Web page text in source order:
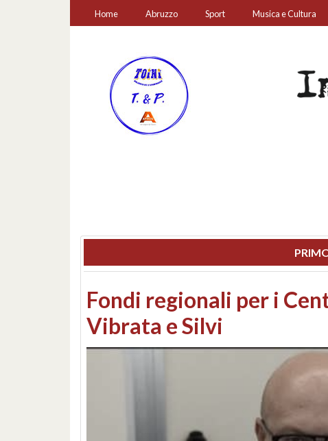
Home Abruzzo Sport Musica e Cultura
Montesilvano,
lungomare: contestati
abusiva